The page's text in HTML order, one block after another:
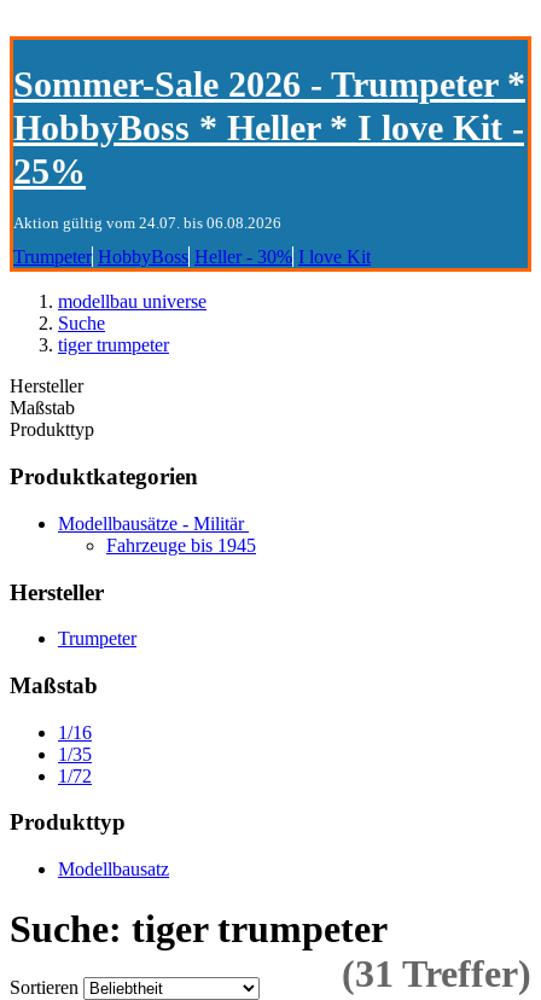
Sommer-Sale 2026 - Trumpeter *
HobbyBoss * Heller * I love Kit -
25%
Aktion gültig vom 24.07. bis 06.08.2026
Trumpeter HobbyBoss Heller - 30% I love Kit
modellbau universe
Suche
tiger trumpeter
Hersteller
Maßstab
Produkttyp
Produktkategorien
Modellbausätze - Militär
Fahrzeuge bis 1945
Hersteller
Trumpeter
Maßstab
1/16
1/35
1/72
Produkttyp
Modellbausatz
Suche: tiger trumpeter
(31 Treffer)
Sortieren